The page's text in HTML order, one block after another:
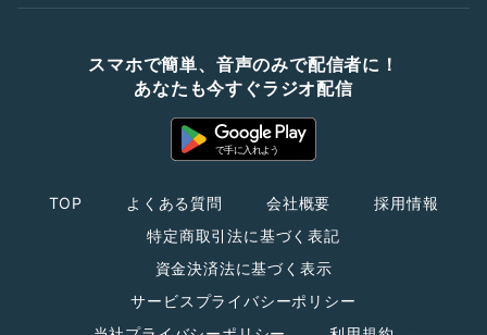
スマホで簡単、音声のみで配信者に！
あなたも今すぐラジオ配信
TOP よくある質問 会社概要
採用情報
特定商取引法に基づく表記
資金決済法に基づく表示
サービスプライバシーポリシー